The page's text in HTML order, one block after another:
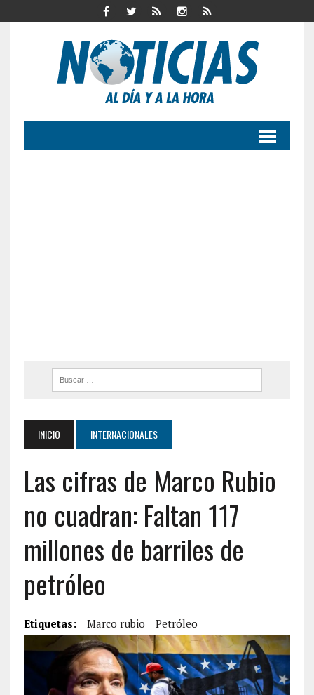
INICIO INTERNACIONALES
Las cifras de Marco Rubio
no cuadran: Faltan 117
millones de barriles de
petróleo
Etiquetas: Marco rubio Petróleo